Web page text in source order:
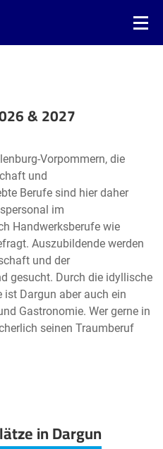
& 2027
Leaflet| ©OpenStreetMap2
Vorpommern, die
und
Berufe sind hier daher
im
Handwerksberufe wie
Auszubildende werden
und der
gesucht. Durch die idyllische
ist Dargun aber auch ein
Gastronomie. Wer gerne in
seinen Traumberuf
in Dargun